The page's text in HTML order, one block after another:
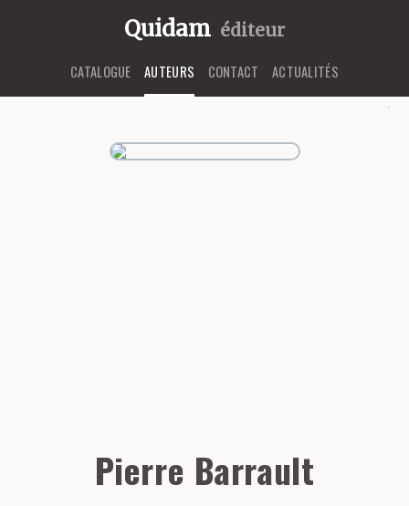
Quidam éditeur
CATALOGUE AUTEURS CONTACT ACTUALITÉS
Pierre Barrault